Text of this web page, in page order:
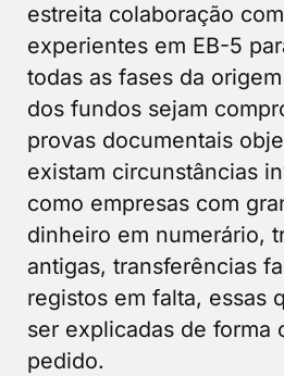
estreita colaboração
experientes em EB-5
todas as fases da
dos fundos sejam
provas documentais
existam circunstâncias
como empresas com
dinheiro em numerário,
antigas, transferências
registos em falta, essas
ser explicadas de forma
pedido.